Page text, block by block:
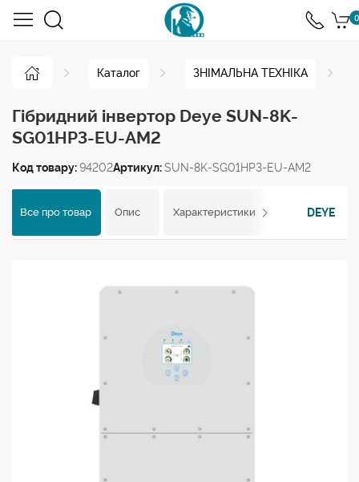
0
Каталог ЗНІМАЛЬНА ТЕХНІКА
Гібридний інвертор Deye SUN-8K-
SG01HP3-EU-AM2
Код товару:94202Артикул:SUN-8K-SG01HP3-EU-AM2
Все про товар Опис Характеристики ВідгукиDEYE